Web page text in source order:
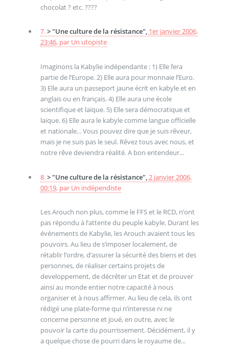
chocolat ? etc. ????
7.> "Une culture de la résistance", 1er janvier 2006,
23:46, par Un utopiste
Imaginons la Kabylie indépendante : 1) Elle fera
partie de l’Europe. 2) Elle aura pour monnaie l’Euro.
3) Elle aura un passeport jaune écrit en kabyle et en
anglais ou en français. 4) Elle aura une école
scientifique et laïque. 5) Elle sera démocratique et
laïque. 6) Elle aura le kabyle comme langue officielle
et nationale... Vous pouvez dire que je suis rêveur,
mais je ne suis pas le seul. Rêvez tous avec nous, et
notre rêve deviendra réalité. A bon entendeur...
8.> "Une culture de la résistance",2 janvier 2006,
00:19, par Un indépendiste
Les Arouch non plus, comme le FFS et le RCD, n’ont
pas répondu à l’attente du peuple kabyle. Durant les
événements de Kabylie, les Arouch avaient tous les
pouvoirs. Au lieu de s’imposer localement, de
rétablir l’ordre, d’assurer la sécurité des biens et des
personnes, de réaliser certains projets de
developpement, de décrêter un Etat et de prouver
ainsi au monde entier notre capacité à nous
organiser et à nous affirmer. Au lieu de cela, ils ont
rédigé une plate-forme qui n’interesse ni ne
concerne personne et joué, en outre, avec le
pouvoir la carte du pourrissement. Décidément, il y
a quelque chose de pourri dans le royaume de...